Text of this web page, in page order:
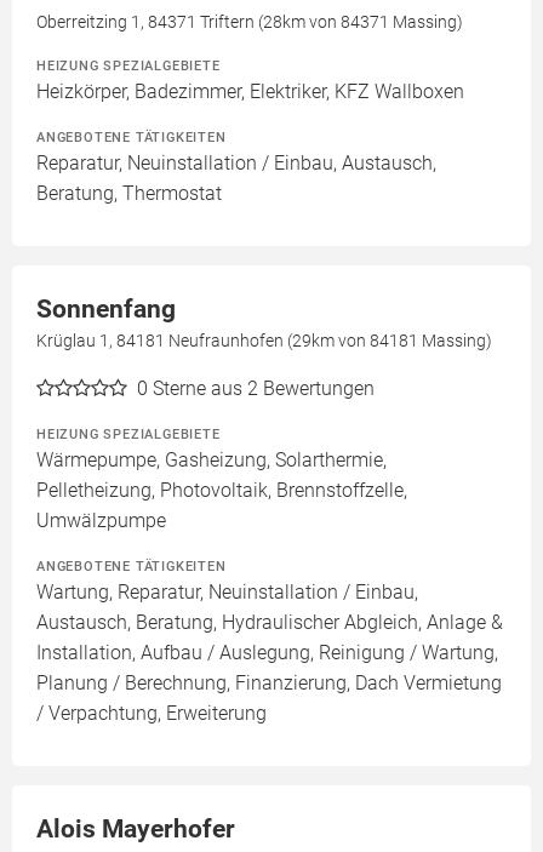
Oberreitzing 1, 84371 Triftern (28km von 84371 Massing)
HEIZUNG SPEZIALGEBIETE
Heizkörper, Badezimmer, Elektriker, KFZ Wallboxen
ANGEBOTENE TÄTIGKEITEN
Reparatur, Neuinstallation / Einbau, Austausch,
Beratung, Thermostat
Sonnenfang
Krüglau 1, 84181 Neufraunhofen (29km von 84181 Massing)
0 Sterne aus 2 Bewertungen
HEIZUNG SPEZIALGEBIETE
Wärmepumpe, Gasheizung, Solarthermie,
Pelletheizung, Photovoltaik, Brennstoffzelle,
Umwälzpumpe
ANGEBOTENE TÄTIGKEITEN
Wartung, Reparatur, Neuinstallation / Einbau,
Austausch, Beratung, Hydraulischer Abgleich, Anlage &
Installation, Aufbau / Auslegung, Reinigung / Wartung,
Planung / Berechnung, Finanzierung, Dach Vermietung
/ Verpachtung, Erweiterung
Alois Mayerhofer